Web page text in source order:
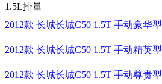
1.5L排量
2012款 长城长城C50 1.5T 手动豪华型
2012款 长城长城C50 1.5T 手动精英型
2012款 长城长城C50 1.5T 手动尊贵型